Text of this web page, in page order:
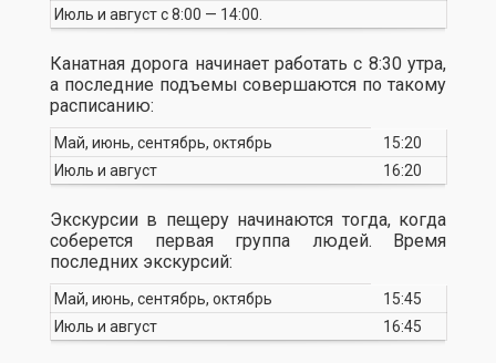
Июль и август с 8:00 — 14:00.
Канатная дорога начинает работать с 8:30 утра,
а последние подъемы совершаются по такому
расписанию:
Май, июнь, сентябрь, октябрь
15:20
Июль и август
16:20
Экскурсии в пещеру начинаются тогда, когда
соберется первая группа людей. Время
последних экскурсий:
Май, июнь, сентябрь, октябрь
15:45
Июль и август
16:45